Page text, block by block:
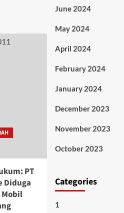
PT
Diduga
Mobil
June 2024
May 2024
April 2024
February 2024
January 2024
December 2023
November 2023
October 2023
Categories
1